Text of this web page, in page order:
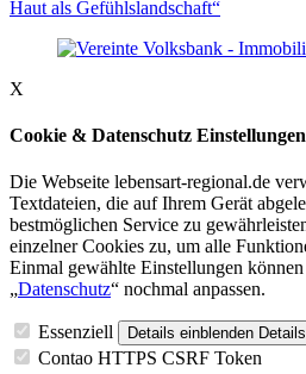
Haut als Gefühlslandschaft“
X
Cookie & Datenschutz Einstellungen
Die Webseite lebensart-regional.de
Textdateien, die auf Ihrem Gerät
bestmöglichen Service zu
einzelner Cookies zu, um alle
Einmal gewählte Einstellungen
„Datenschutz“ nochmal anpassen.
Essenziell Details einblenden
Contao HTTPS CSRF Token